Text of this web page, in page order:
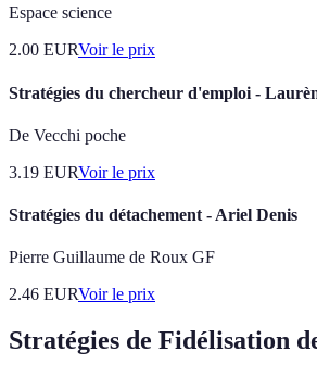
Espace science
2.00 EURVoir le prix
Stratégies du chercheur d'emploi -
De Vecchi poche
3.19 EURVoir le prix
Stratégies du détachement - Ariel Denis
Pierre Guillaume de Roux GF
2.46 EURVoir le prix
Stratégies de Fidélisation